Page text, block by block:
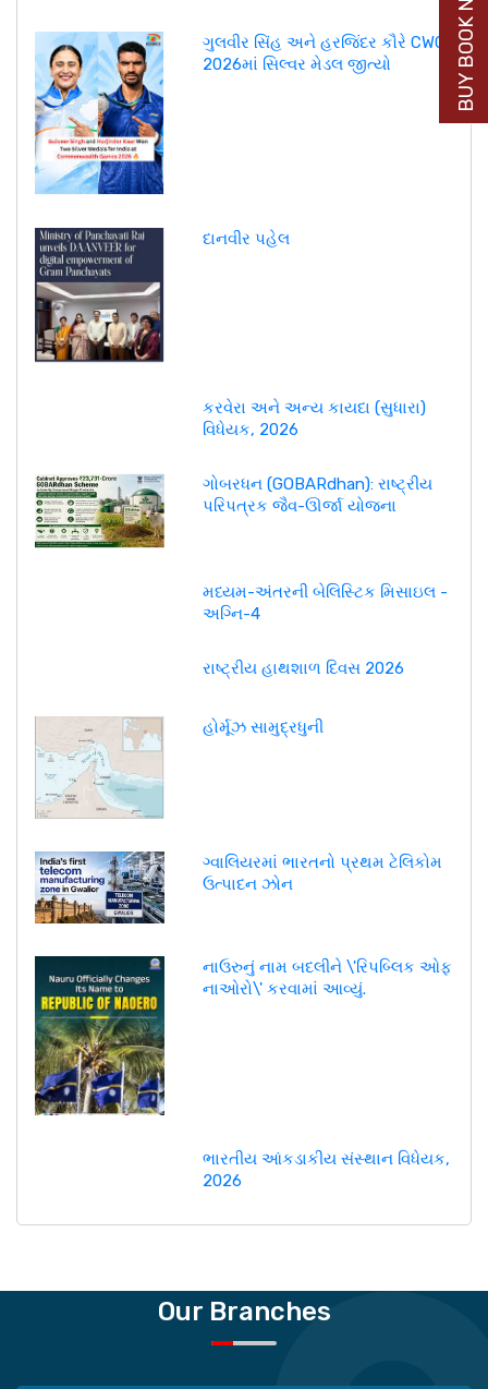
ગુલવીર સિંહ અને હરજિંદર કૌરે CWG
2026માં સિલ્વર મેડલ જીત્યો
દાનવીર પહેલ
કરવેરા અને અન્ય કાયદા (સુધારા)
વિધેયક, 2026
ગોબરધન (GOBARdhan): રાષ્ટ્રીય
પરિપત્રક જૈવ-ઊર્જા યોજના
મધ્યમ-અંતરની બેલિસ્ટિક મિસાઇલ -
અગ્નિ-4
રાષ્ટ્રીય હાથશાળ દિવસ 2026
હોર્મૂઝ સામુદ્રધુની
ગ્વાલિયરમાં ભારતનો પ્રથમ ટેલિકોમ
ઉત્પાદન ઝોન
નાઉરુનું નામ બદલીને \'રિપબ્લિક ઓફ
નાઓરો\' કરવામાં આવ્યું.
ભારતીય આંકડાકીય સંસ્થાન વિધેયક,
2026
Our Branches
BUY BOOK NOW